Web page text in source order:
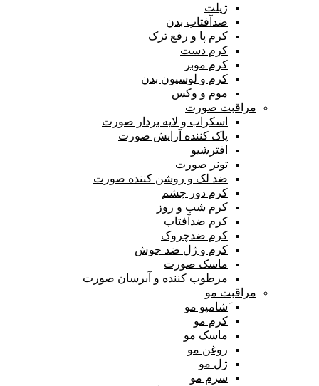
ژیلت
ضدآفتاب بدن
کرم پا و رفع ترک
کرم دست
کرم موبر
کرم و لوسیون بدن
موم و وکس
مراقبت صورت
اسکراب و لایه بردار صورت
پاک کننده آرایش صورت
افترشیو
تونر صورت
ضد لک و روشن کننده صورت
کرم دور چشم
کرم شب و روز
کرم ضدآفتاب
کرم ضدچروک
کرم و ژل ضد جوش
ماسک صورت
مرطوب کننده و آبرسان صورت
مراقبت مو
َشامپو مو
کرم مو
ماسک مو
روغن مو
ژل مو
سرم مو